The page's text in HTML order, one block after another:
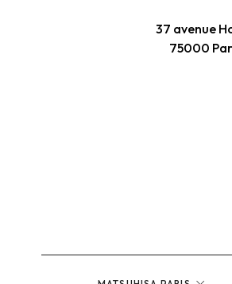
37 avenue
75000